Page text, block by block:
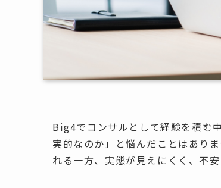
Big4でコンサルとして経験を積む
実的なのか」と悩んだことはあり
れる一方、実態が見えにくく、不